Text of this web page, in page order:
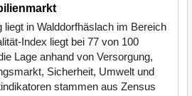
in Walddorfhäslach im Bereich
Index liegt bei 77 von 100
Lage anhand von Versorgung,
Sicherheit, Umwelt und
stammen aus Zensus